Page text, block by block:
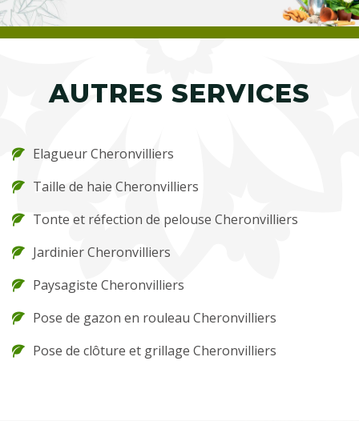
AUTRES SERVICES
Elagueur Cheronvilliers
Taille de haie Cheronvilliers
Tonte et réfection de pelouse Cheronvilliers
Jardinier Cheronvilliers
Paysagiste Cheronvilliers
Pose de gazon en rouleau Cheronvilliers
Pose de clôture et grillage Cheronvilliers